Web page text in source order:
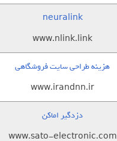
neuralink
www.nlink.link
هزینه طراحی سایت فروشگاهی
www.irandnn.ir
دزدگیر اماکن
www.sato-electronic.com